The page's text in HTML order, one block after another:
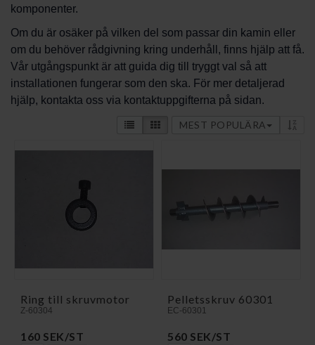
komponenter.
Om du är osäker på vilken del som passar din kamin eller
om du behöver rådgivning kring underhåll, finns hjälp att få.
Vår utgångspunkt är att guida dig till tryggt val så att
installationen fungerar som den ska. För mer detaljerad
hjälp, kontakta oss via kontaktuppgifterna på sidan.
MEST POPULÄRA
Ring till skruvmotor
Z-60304
160 SEK/ST
Pelletsskruv 60301
EC-60301
560 SEK/ST